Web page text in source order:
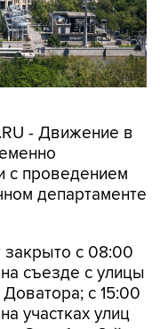
- Движение в
с проведением
департаменте
с 08:00
с 15:00
участках улиц
Октября, 3-й
в